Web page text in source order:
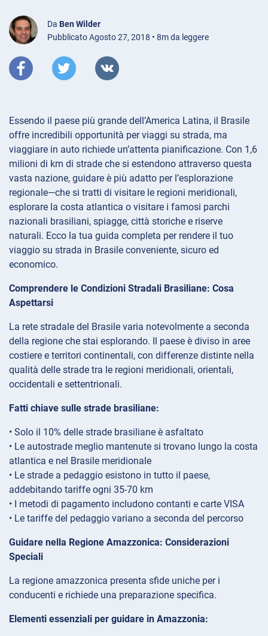
Da Ben Wilder
Pubblicato Agosto 27, 2018 • 8m da leggere
Essendo il paese più grande dell’America Latina, il Brasile
offre incredibili opportunità per viaggi su strada, ma
viaggiare in auto richiede un’attenta pianificazione. Con 1,6
milioni di km di strade che si estendono attraverso questa
vasta nazione, guidare è più adatto per l’esplorazione
regionale—che si tratti di visitare le regioni meridionali,
esplorare la costa atlantica o visitare i famosi parchi
nazionali brasiliani, spiagge, città storiche e riserve
naturali. Ecco la tua guida completa per rendere il tuo
viaggio su strada in Brasile conveniente, sicuro ed
economico.
Comprendere le Condizioni Stradali Brasiliane: Cosa
Aspettarsi
La rete stradale del Brasile varia notevolmente a seconda
della regione che stai esplorando. Il paese è diviso in aree
costiere e territori continentali, con differenze distinte nella
qualità delle strade tra le regioni meridionali, orientali,
occidentali e settentrionali.
Fatti chiave sulle strade brasiliane:
• Solo il 10% delle strade brasiliane è asfaltato
• Le autostrade meglio mantenute si trovano lungo la costa
atlantica e nel Brasile meridionale
• Le strade a pedaggio esistono in tutto il paese,
addebitando tariffe ogni 35-70 km
• I metodi di pagamento includono contanti e carte VISA
• Le tariffe del pedaggio variano a seconda del percorso
Guidare nella Regione Amazzonica: Considerazioni
Speciali
La regione amazzonica presenta sfide uniche per i
conducenti e richiede una preparazione specifica.
Elementi essenziali per guidare in Amazzonia: